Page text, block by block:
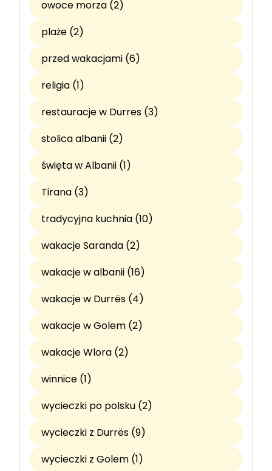
owoce morza (2)
plaże (2)
przed wakacjami (6)
religia (1)
restauracje w Durres (3)
stolica albanii (2)
święta w Albanii (1)
Tirana (3)
tradycyjna kuchnia (10)
wakacje Saranda (2)
wakacje w albanii (16)
wakacje w Durrës (4)
wakacje w Golem (2)
wakacje Wlora (2)
winnice (1)
wycieczki po polsku (2)
wycieczki z Durrës (9)
wycieczki z Golem (1)